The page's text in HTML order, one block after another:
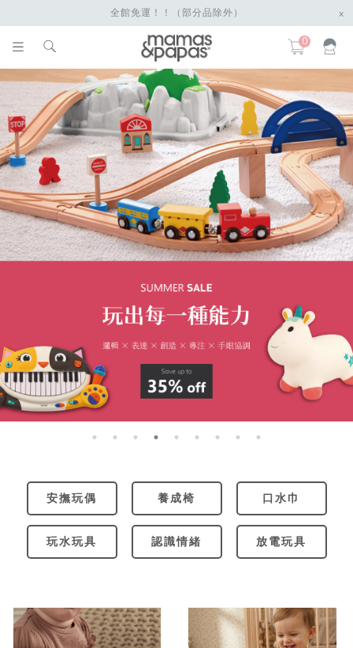
全館免運！！（部分品除外） x
0
安撫玩偶 養成椅 口水巾
玩水玩具 認識情緒 放電玩具